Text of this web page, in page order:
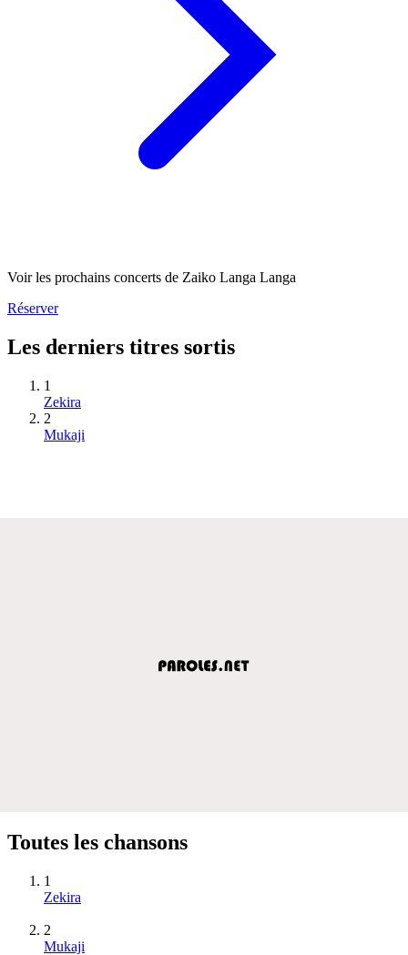
Voir les prochains concerts de Zaiko Langa Langa
Réserver
Les derniers titres sortis
1
Zekira
2
Mukaji
Toutes les chansons
1
Zekira
2
Mukaji